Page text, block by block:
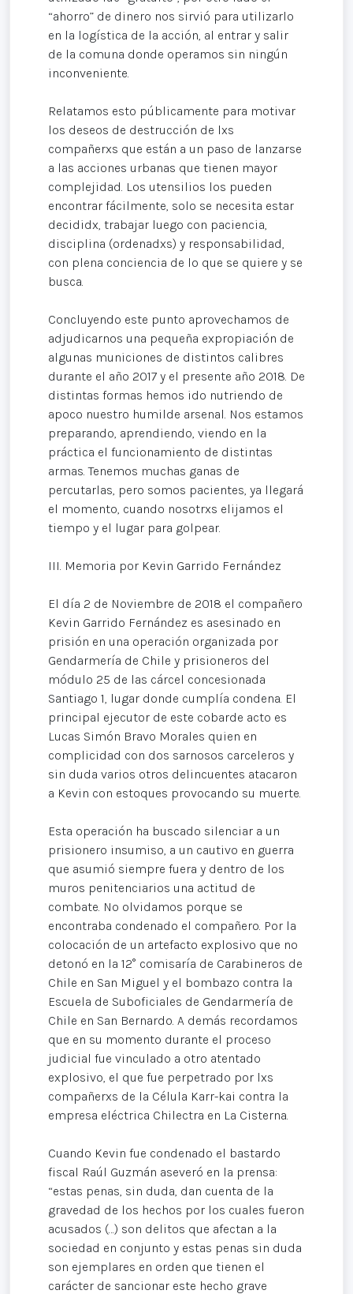
“ahorro” de dinero nos sirvió para utilizarlo
en la logística de la acción, al entrar y salir
de la comuna donde operamos sin ningún
inconveniente.
Relatamos esto públicamente para motivar
los deseos de destrucción de lxs
compañerxs que están a un paso de lanzarse
a las acciones urbanas que tienen mayor
complejidad. Los utensilios los pueden
encontrar fácilmente, solo se necesita estar
decididx, trabajar luego con paciencia,
disciplina (ordenadxs) y responsabilidad,
con plena conciencia de lo que se quiere y se
busca.
Concluyendo este punto aprovechamos de
adjudicarnos una pequeña expropiación de
algunas municiones de distintos calibres
durante el año 2017 y el presente año 2018. De
distintas formas hemos ido nutriendo de
apoco nuestro humilde arsenal. Nos estamos
preparando, aprendiendo, viendo en la
práctica el funcionamiento de distintas
armas. Tenemos muchas ganas de
percutarlas, pero somos pacientes, ya llegará
el momento, cuando nosotrxs elijamos el
tiempo y el lugar para golpear.
III. Memoria por Kevin Garrido Fernández
El día 2 de Noviembre de 2018 el compañero
Kevin Garrido Fernández es asesinado en
prisión en una operación organizada por
Gendarmería de Chile y prisioneros del
módulo 25 de las cárcel concesionada
Santiago 1, lugar donde cumplía condena. El
principal ejecutor de este cobarde acto es
Lucas Simón Bravo Morales quien en
complicidad con dos sarnosos carceleros y
sin duda varios otros delincuentes atacaron
a Kevin con estoques provocando su muerte.
Esta operación ha buscado silenciar a un
prisionero insumiso, a un cautivo en guerra
que asumió siempre fuera y dentro de los
muros penitenciarios una actitud de
combate. No olvidamos porque se
encontraba condenado el compañero. Por la
colocación de un artefacto explosivo que no
detonó en la 12° comisaría de Carabineros de
Chile en San Miguel y el bombazo contra la
Escuela de Suboficiales de Gendarmería de
Chile en San Bernardo. A demás recordamos
que en su momento durante el proceso
judicial fue vinculado a otro atentado
explosivo, el que fue perpetrado por lxs
compañerxs de la Célula Karr-kai contra la
empresa eléctrica Chilectra en La Cisterna.
Cuando Kevin fue condenado el bastardo
fiscal Raúl Guzmán aseveró en la prensa:
“estas penas, sin duda, dan cuenta de la
gravedad de los hechos por los cuales fueron
acusados (…) son delitos que afectan a la
sociedad en conjunto y estas penas sin duda
son ejemplares en orden que tienen el
carácter de sancionar este hecho grave